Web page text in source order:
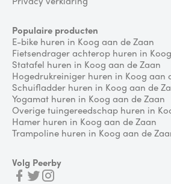
Populaire producten
E-bike huren in Koog aan de Zaan
Fietsendrager achterop huren in
Statafel huren in Koog aan de Zaan
Hogedrukreiniger huren in Koog aan
Schuifladder huren in Koog aan de
Yogamat huren in Koog aan de Zaan
Overige tuingereedschap huren in
Hamer huren in Koog aan de Zaan
Trampoline huren in Koog aan de
Volg Peerby